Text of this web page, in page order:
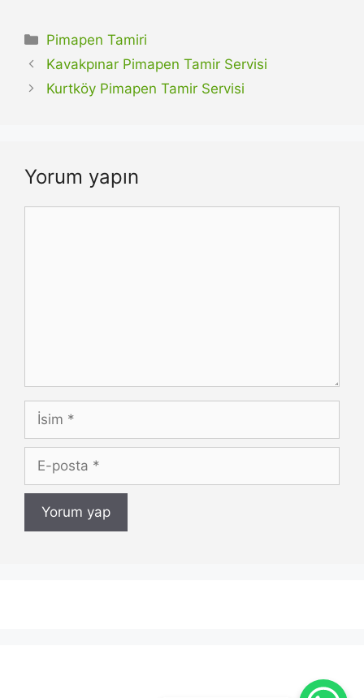
Kategoriler
Pimapen Tamiri
Kavakpınar Pimapen Tamir Servisi
Kurtköy Pimapen Tamir Servisi
Yorum yapın
İsim
posta